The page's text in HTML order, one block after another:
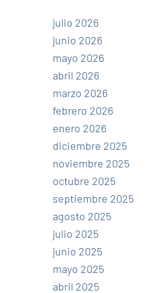
julio 2026
junio 2026
mayo 2026
abril 2026
marzo 2026
febrero 2026
enero 2026
diciembre 2025
noviembre 2025
octubre 2025
septiembre 2025
agosto 2025
julio 2025
junio 2025
mayo 2025
abril 2025